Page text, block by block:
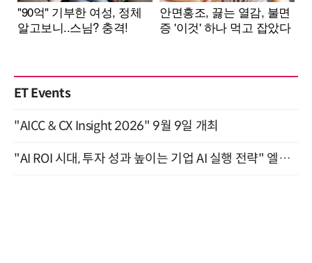
ET Events
"AICC & CX Insight 2026" 9월 9일 개최
"AI ROI 시대, 투자 성과 높이는 기업 AI 실행 전략" 엘타워 6층 (9월 18일)